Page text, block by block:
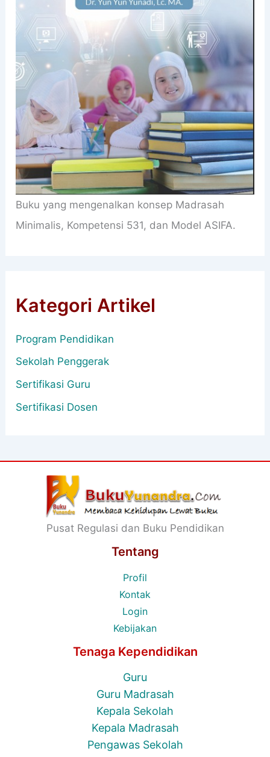
Buku yang mengenalkan konsep Madrasah
Minimalis, Kompetensi 531, dan Model ASIFA.
Kategori Artikel
Program Pendidikan
Sekolah Penggerak
Sertifikasi Guru
Sertifikasi Dosen
Pusat Regulasi dan Buku Pendidikan
Tentang
Profil
Kontak
Login
Kebijakan
Tenaga Kependidikan
Guru
Guru Madrasah
Kepala Sekolah
Kepala Madrasah
Pengawas Sekolah